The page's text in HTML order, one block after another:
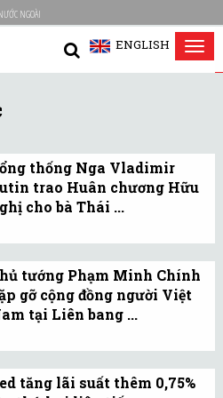
NGOÀI
ENGLISH
thống Nga Vladimir
trao Huân chương Hữu
cho bà Thái ...
Huân chương Hữu
phần thưởng cao
quý của Nhà nước Liên
Nga tặng bà Thái
Chủ tịch Tập đoàn
tướng Phạm Minh Chính
gỡ cộng đồng người Việt
tại Liên bang ...
cho biết, cộng đồng
tăng lãi suất thêm 0,75%